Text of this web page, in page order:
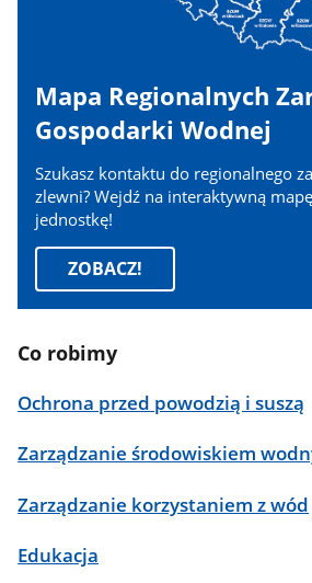
Mapa Regionalnych
Gospodarki Wodnej
Szukasz kontaktu do regionalnego
zlewni? Wejdź na interaktywną
jednostkę!
ZOBACZ!
Co robimy
Ochrona przed powodzią i suszą
Zarządzanie środowiskiem
Zarządzanie korzystaniem z wód
Edukacja